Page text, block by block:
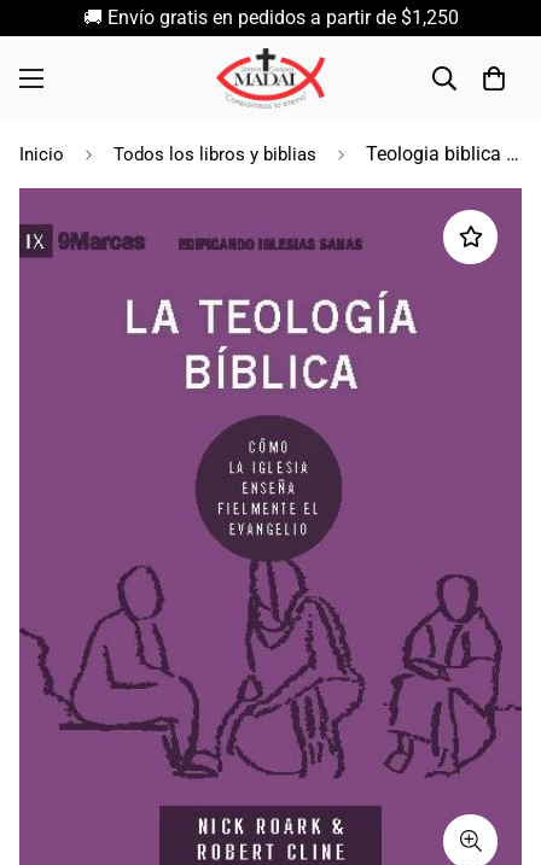
🚚 Envío gratis en pedidos a partir de $1,250
Inicio Todos los libros y biblias Teologia biblica serie edificando iglesias sanas / Nick Roark & Robert Cline